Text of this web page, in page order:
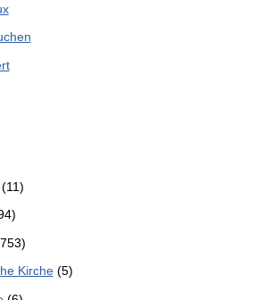
(11)
Kirche(5)